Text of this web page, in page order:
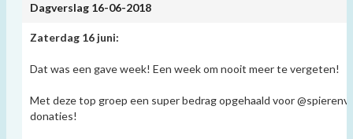
Dagverslag 16-06-2018
Zaterdag 16 juni:
Dat was een gave week! Een week om nooit meer te vergeten!
Met deze top groep een super bedrag opgehaald voor
donaties!